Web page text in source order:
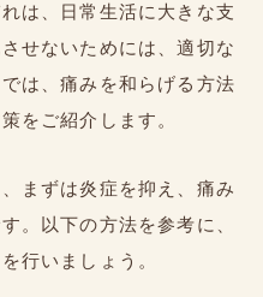
は、日常生活に大きな支
せないためには、適切な
は、痛みを和らげる方法
をご紹介します。
まずは炎症を抑え、痛み
。以下の方法を参考に、
行いましょう。